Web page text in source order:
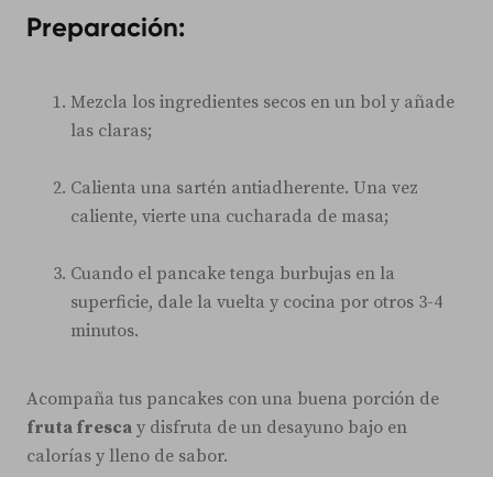
Preparación:
Mezcla los ingredientes secos en un bol y añade
las claras;
Calienta una sartén antiadherente. Una vez
caliente, vierte una cucharada de masa;
Cuando el pancake tenga burbujas en la
superficie, dale la vuelta y cocina por otros 3-4
minutos.
Acompaña tus pancakes con una buena porción de
fruta fresca y disfruta de un desayuno bajo en
calorías y lleno de sabor.